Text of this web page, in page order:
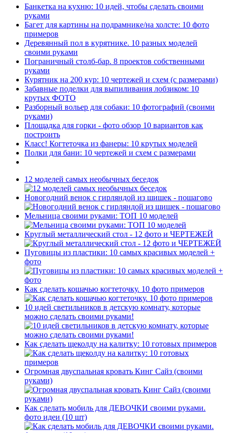
Банкетка на кухню: 10 идей, чтобы сделать своими
руками
Багет для картины на подрамнике/на холсте: 10 фото
примеров
Деревянный пол в курятнике. 10 разных моделей
своими руками
Пограничный столб-бар. 8 проектов собственными
руками
Курятник на 200 кур: 10 чертежей и схем (с размерами)
Забавные поделки для выпиливания лобзиком: 10
крутых ФОТО
Разборный вольер для собаки: 10 фотографий (своими
руками)
Площадка для горки - фото обзор 10 вариантов как
построить
Класс! Когтеточка из фанеры: 10 крутых моделей
Полки для бани: 10 чертежей и схем с размерами
12 моделей самых необычных беседок
Новогодний венок с гирляндой из шишек - пошагово
Мельница своими руками: ТОП 10 моделей
Круглый металлический стол - 12 фото и ЧЕРТЕЖЕЙ
Пуговицы из пластики: 10 самых красивых моделей +
фото
Как сделать кошачью когтеточку. 10 фото примеров
10 идей светильников в детскую комнату, которые
можно сделать своими руками!
Как сделать щеколду на калитку: 10 готовых примеров
Огромная двуспальная кровать Кинг Сайз (своими
руками)
Как сделать мобиль для ДЕВОЧКИ своими руками.
фото идеи (10 шт)